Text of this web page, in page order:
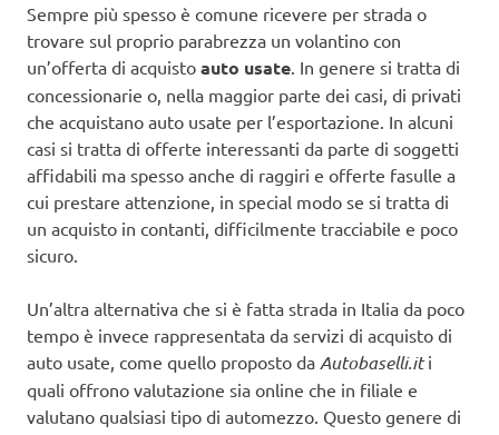
Sempre più spesso è comune ricevere per strada o
trovare sul proprio parabrezza un volantino con
un’offerta di acquisto auto usate . In genere si tratta di
concessionarie o, nella maggior parte dei casi, di privati
che acquistano auto usate per l’esportazione. In alcuni
casi si tratta di offerte interessanti da parte di soggetti
affidabili ma spesso anche di raggiri e offerte fasulle a
cui prestare attenzione, in special modo se si tratta di
un acquisto in contanti, difficilmente tracciabile e poco
sicuro.
Un’altra alternativa che si è fatta strada in Italia da poco
tempo è invece rappresentata da servizi di acquisto di
auto usate, come quello proposto da Autobaselli.iti
quali offrono valutazione sia online che in filiale e
valutano qualsiasi tipo di automezzo. Questo genere di